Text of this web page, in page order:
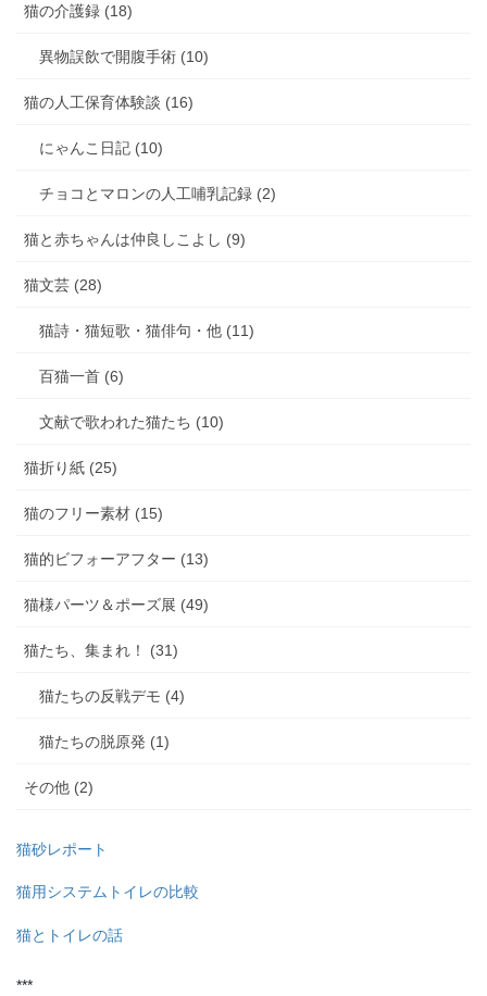
猫の介護録 (18)
異物誤飲で開腹手術 (10)
猫の人工保育体験談 (16)
にゃんこ日記 (10)
チョコとマロンの人工哺乳記録 (2)
猫と赤ちゃんは仲良しこよし (9)
猫文芸 (28)
猫詩・猫短歌・猫俳句・他 (11)
百猫一首 (6)
文献で歌われた猫たち (10)
猫折り紙 (25)
猫のフリー素材 (15)
猫的ビフォーアフター (13)
猫様パーツ＆ポーズ展 (49)
猫たち、集まれ！ (31)
猫たちの反戦デモ (4)
猫たちの脱原発 (1)
その他 (2)
猫砂レポート
猫用システムトイレの比較
猫とトイレの話
***